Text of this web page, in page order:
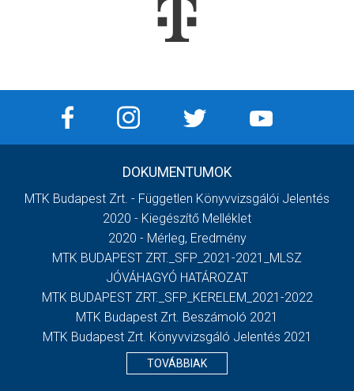
DOKUMENTUMOK
MTK Budapest Zrt. - Független Könyvvizsgálói Jelentés
2020 - Kiegészítő Melléklet
2020 - Mérleg, Eredmény
MTK BUDAPEST ZRT._SFP_2021-2021_MLSZ
JÓVÁHAGYÓ HATÁROZAT
MTK BUDAPEST ZRT._SFP_KERELEM_2021-2022
MTK Budapest Zrt. Beszámoló 2021
MTK Budapest Zrt. Könyvvizsgáló Jelentés 2021
TOVÁBBIAK